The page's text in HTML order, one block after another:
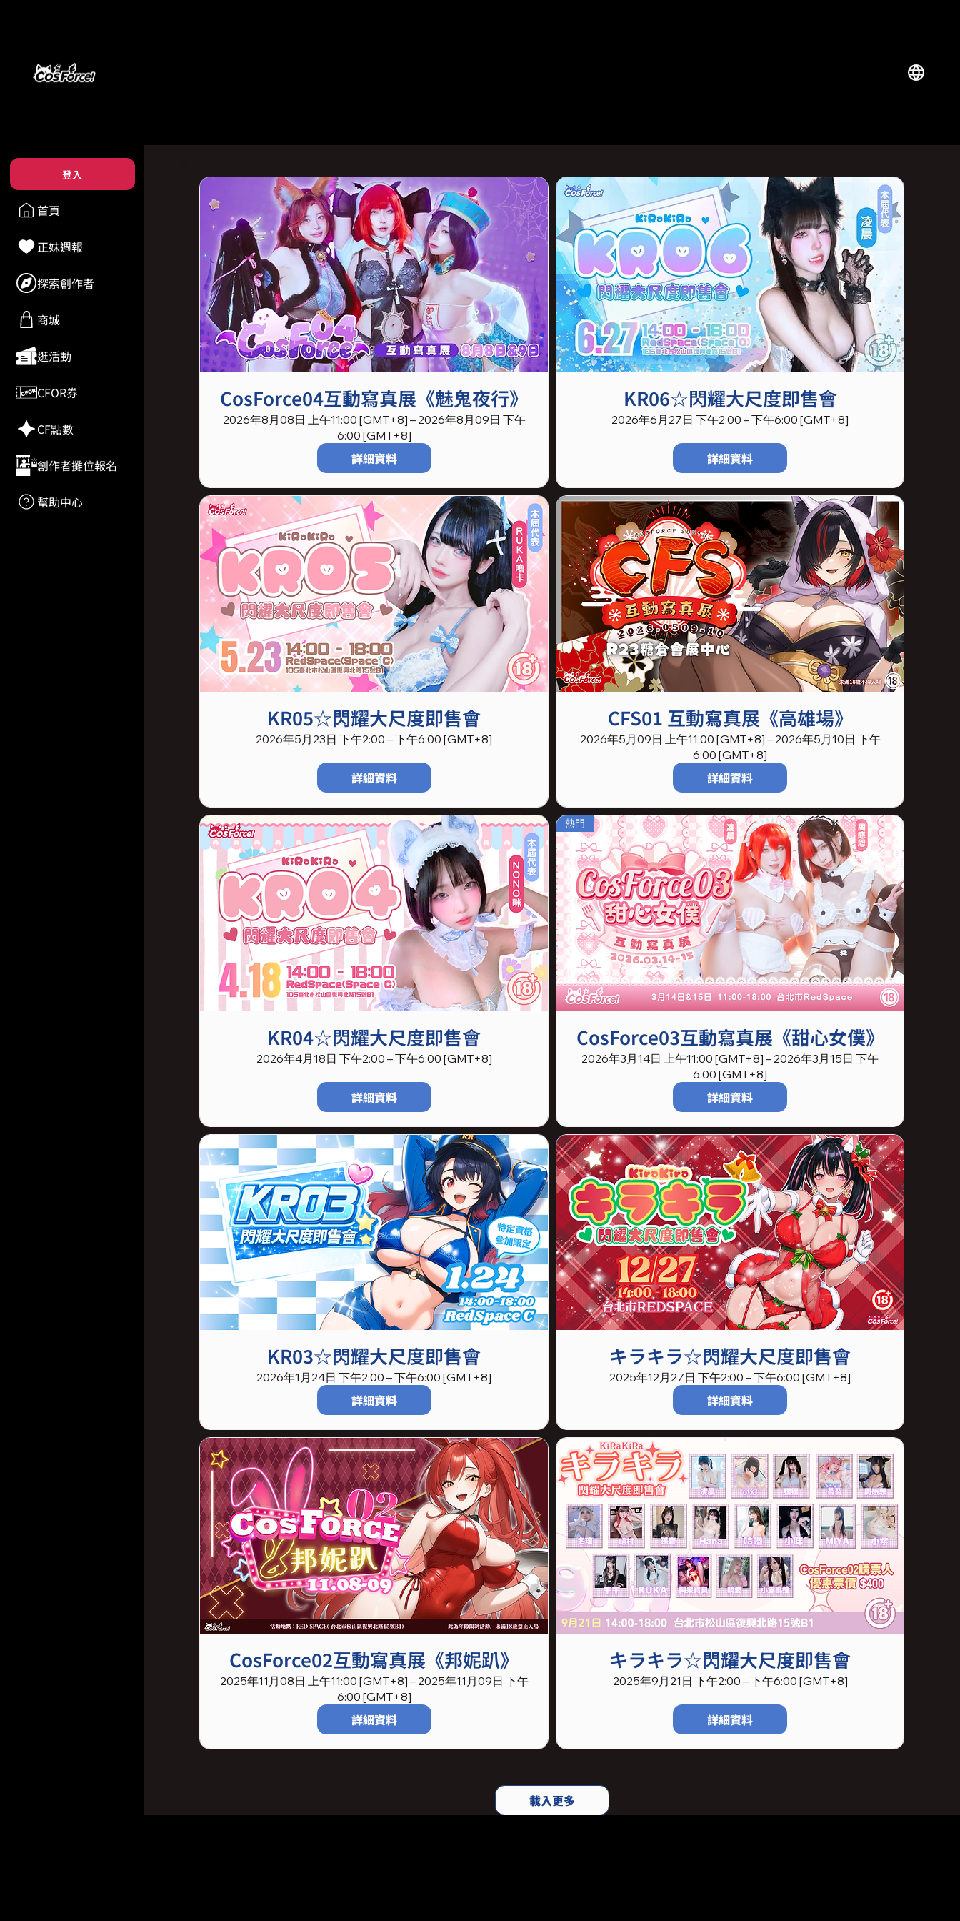
首頁
正妹週報
商城
CF點數
創作者攤位報名
幫助中心
逛活動
登入
探索創作者
CFOR券 CosForce04互動寫真展《魅鬼夜行》
2026年8月08日 上午11:00 [GMT+8] – 2026年8月09日 下午
6:00 [GMT+8]
詳細資料
KR06☆閃耀大尺度即售會
2026年6月27日 下午2:00 – 下午6:00 [GMT+8]
詳細資料
KR05☆閃耀大尺度即售會
2026年5月23日 下午2:00 – 下午6:00 [GMT+8]
詳細資料
CFS01 互動寫真展《高雄場》
2026年5月09日 上午11:00 [GMT+8] – 2026年5月10日 下午
6:00 [GMT+8]
詳細資料
KR04☆閃耀大尺度即售會
2026年4月18日 下午2:00 – 下午6:00 [GMT+8]
詳細資料
熱門
CosForce03互動寫真展《甜心女僕》
2026年3月14日 上午11:00 [GMT+8] – 2026年3月15日 下午
6:00 [GMT+8]
詳細資料
KR03☆閃耀大尺度即售會
2026年1月24日 下午2:00 – 下午6:00 [GMT+8]
詳細資料
キラキラ☆閃耀大尺度即售會
2025年12月27日 下午2:00 – 下午6:00 [GMT+8]
詳細資料
CosForce02互動寫真展《邦妮趴》
2025年11月08日 上午11:00 [GMT+8] – 2025年11月09日 下午
6:00 [GMT+8]
詳細資料
キラキラ☆閃耀大尺度即售會
2025年9月21日 下午2:00 – 下午6:00 [GMT+8]
詳細資料
載入更多